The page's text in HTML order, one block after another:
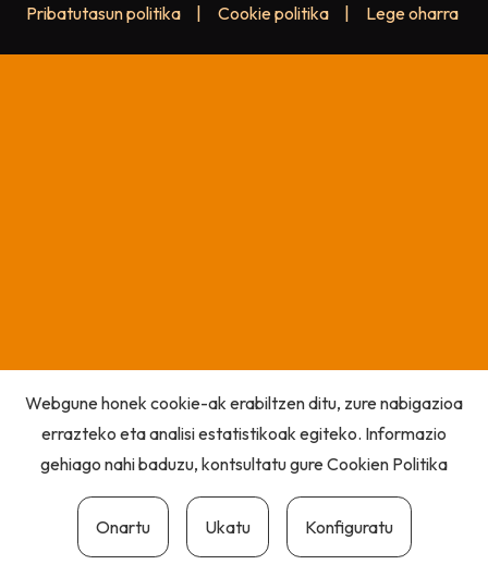
Pribatutasun politika Cookie politika Lege oharra
Webgune honek cookie-ak erabiltzen ditu, zure nabigazioa
errazteko eta analisi estatistikoak egiteko. Informazio
gehiago nahi baduzu, kontsultatu gureCookien Politika
Onartu Ukatu Konfiguratu